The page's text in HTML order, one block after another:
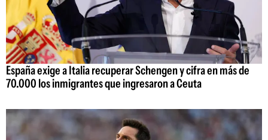
España exige a Italia recuperar Schengen y cifra en más de
70.000 los inmigrantes que ingresaron a Ceuta